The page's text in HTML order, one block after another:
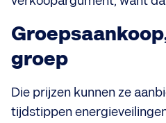
groep
Die prijzen kunnen ze
tijdstippen